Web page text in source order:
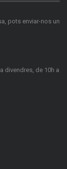
pots enviar-nos un
divendres, de 10h a